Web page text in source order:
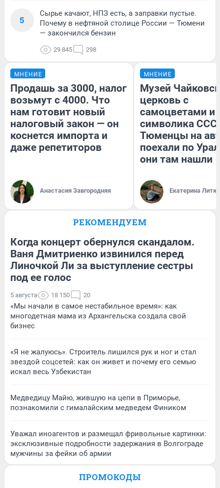
5
Сырье качают, НПЗ есть, а заправки пустые.
Почему в нефтяной столице России — Тюмени
— закончился бензин
29 845 298
МНЕНИЕ
Продашь за 3000, налог
возьмут с 4000. Что
нам готовит новый
налоговый закон — он
коснется импорта и
даже репетиторов
Анастасия Завгородняя
МНЕНИЕ
Музей
церковь с
самоцветами и
символика
Тюменцы на
поехали по
они там нашли
Екатерина
РЕКОМЕНДУЕМ
Когда концерт обернулся скандалом.
Ваня Дмитриенко извинился перед
Линочкой Ли за выступление сестры
под ее голос
5 августа 18 150 20
«Мы начали в самое нестабильное время»: как
многодетная мама из Архангельска создала свой
бизнес
«Я не жалуюсь». Строитель лишился рук и ног и стал
звездой соцсетей: как он живет и почему его семью
искал весь Узбекистан
Медведицу Майю, жившую на цепи в Приморье,
познакомили с гималайским медведем Фиником
Уважал иноагентов и размещал фривольные картинки:
эксклюзивные подробности задержания в Волгограде
мужчины за фейки об армии
ПРОМОКОДЫ